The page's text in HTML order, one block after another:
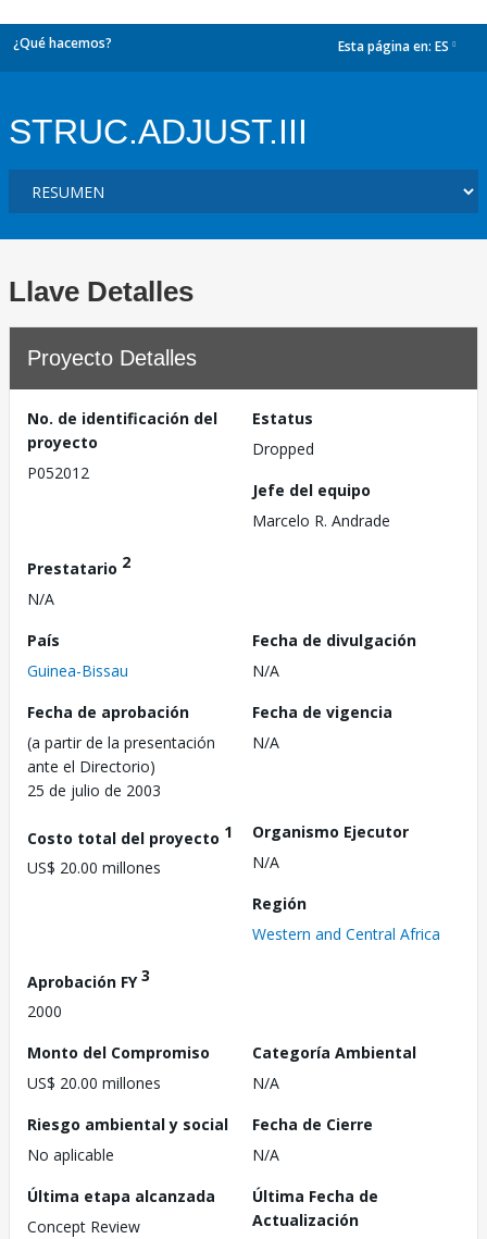
¿Qué hacemos? Esta página en: ES
STRUC.ADJUST.III
Llave Detalles
Proyecto Detalles
No. de identificación del
proyecto
P052012
Estatus
Dropped
Jefe del equipo
Marcelo R. Andrade
Prestatario 2
N/A
País
Guinea-Bissau
Fecha de divulgación
N/A
Fecha de aprobación
(a partir de la presentación
ante el Directorio)
25 de julio de 2003
Fecha de vigencia
N/A
Costo total del proyecto 1
US$ 20.00 millones
Organismo Ejecutor
N/A
Región
Western and Central Africa
Aprobación FY3
2000
Monto del Compromiso
US$ 20.00 millones
Categoría Ambiental
N/A
Riesgo ambiental y social
No aplicable
Fecha de Cierre
N/A
Última etapa alcanzada
Concept Review
Última Fecha de
Actualización